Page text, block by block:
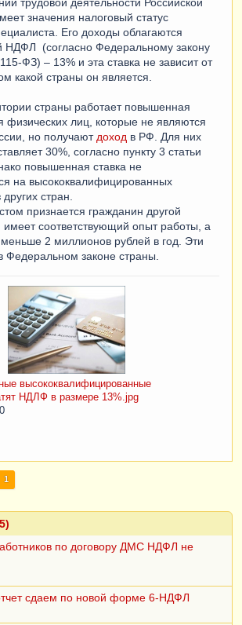
значения налоговый статус
Его доходы облагаются
НДФЛ (согласно Федеральному закону
ФЗ) – 13% и эта ставка не зависит от
какой страны он является.
страны работает повышенная
лиц, которые не являются
но получают доход в РФ. Для них
30%, согласно пункту 3 статьи
повышенная ставка не
на высококвалифицированных
стран.
признается гражданин другой
имеет соответствующий опыт работы, а
меньше 2 миллионов рублей в год. Эти
Федеральном законе страны.
высококвалифицированные
НДЛФ в размере 13%.jpg
1
по договору ДМС НДФЛ не
сдаем по новой форме 6-НДФЛ